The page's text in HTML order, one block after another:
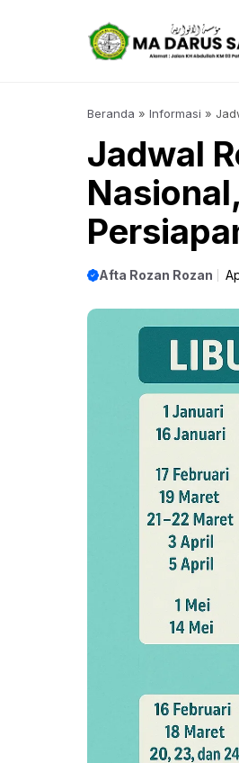
Beranda » Informasi »
Jadwal
Afta Rozan Rozan